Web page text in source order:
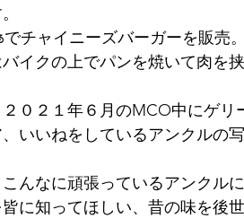
チャイニーズバーガーを販売
イクの上でパンを焼いて肉を
０２１年６月のMCO中にゲリ
いいねをしているアンクルの
んなに頑張っているアンクル
に知ってほしい、昔の味を後世